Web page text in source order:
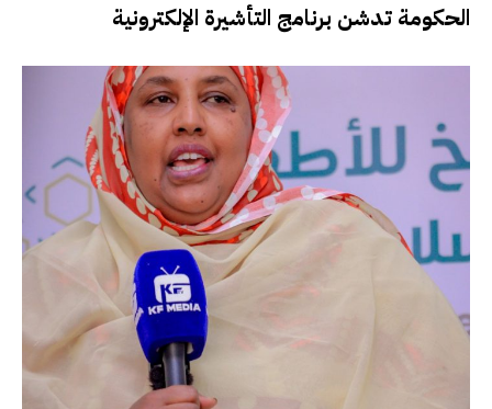
الحكومة تدشن برنامج التأشيرة الإلكترونية